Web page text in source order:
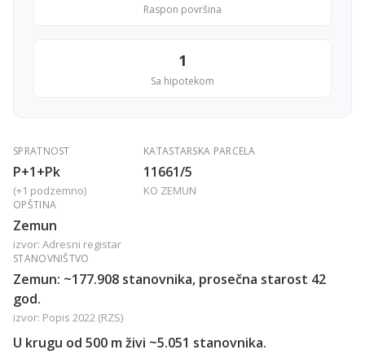
Raspon površina
1
Sa hipotekom
SPRATNOST
P+1+Pk
(+1 podzemno)
KATASTARSKA PARCELA
11661/5
KO ZEMUN
OPŠTINA
Zemun
izvor: Adresni registar
STANOVNIŠTVO
Zemun: ~177.908 stanovnika, prosečna starost 42
god.
izvor: Popis 2022 (RZS)
U krugu od 500 m živi ~5.051 stanovnika.